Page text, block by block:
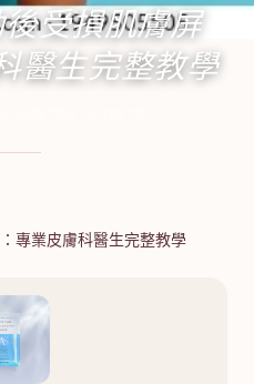
受損肌膚屏
醫生完整教學
專業皮膚科醫生完整教學